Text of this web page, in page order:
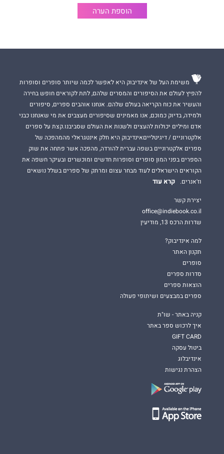
הוספת הערה
משימת העל של אינדיבוק היא לאפשר לכמה שיותר סופרים וסופרות
להפיץ לעולם את הסיפורים והמסרים שלהם, לתת לקוראים חופש בחירה
והעשיר את כוח הקריאה בעולם שלהם. אנחנו אוהבים ספרים, סיפורים
ולמידה, בדיוק כמוכם, אנו מאמינים שסיפורים מעצבים את מי שאנחנו כבני
אדם ומילים יכולות להעצים ולשנות את העולם שסביבנו.קצת על ספרים
אלקטרוניים / דיגיטלייםאינדיבוק היא חלק אינטגראלי מהמהפכה של
ספרים אלקטרוניים בשפה עברית להורדה, מהפכה אשר פתחה את שוק
הספרים בפני המון סופרים וסופרות חדשים ומוכשרים ובעיקר חשפה את
הקוראים הישראלים לעוד מבחר עצום ומרתק של ספרים בשלל נושאים
וז'אנרים.
קרא עוד
יצירת קשר
office@indiebook.co.il
שדרות הרכס 13, מודיעין
למה אינדיבוק?
תקנון האתר
סופרים
סדרות ספרים
הוצאות ספרים
ספרים במבצעים ושיתופי פעולה
קניה באתר - שו"ת
איך לרכוש ספר באתר
GIFT CARD
ביטול עסקה
אינדיבלוג
הצהרת נגישות